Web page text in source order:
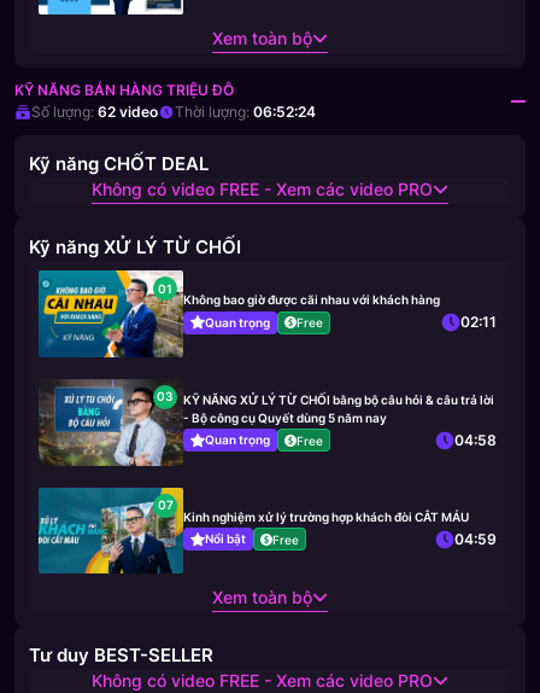
Xem toàn bộ
KỸ NĂNG BÁN HÀNG TRIỆU ĐÔ
Số lượng: 62 video Thời lượng: 06:52:24
Kỹ năng CHỐT DEAL
Không có video FREE - Xem các video PRO
Kỹ năng XỬ LÝ TỪ CHỐI
01
Không bao giờ được cãi nhau với khách hàng
Quan trọng
Free 02:11
03
KỸ NĂNG XỬ LÝ TỪ CHỐI bằng bộ câu hỏi & câu trả lời
- Bộ công cụ Quyết dùng 5 năm nay
Quan trọng
Free 04:58
07
Kinh nghiệm xử lý trường hợp khách đòi CẮT MÁU
Nổi bật
Free 04:59
Xem toàn bộ
Tư duy BEST-SELLER
Không có video FREE - Xem các video PRO